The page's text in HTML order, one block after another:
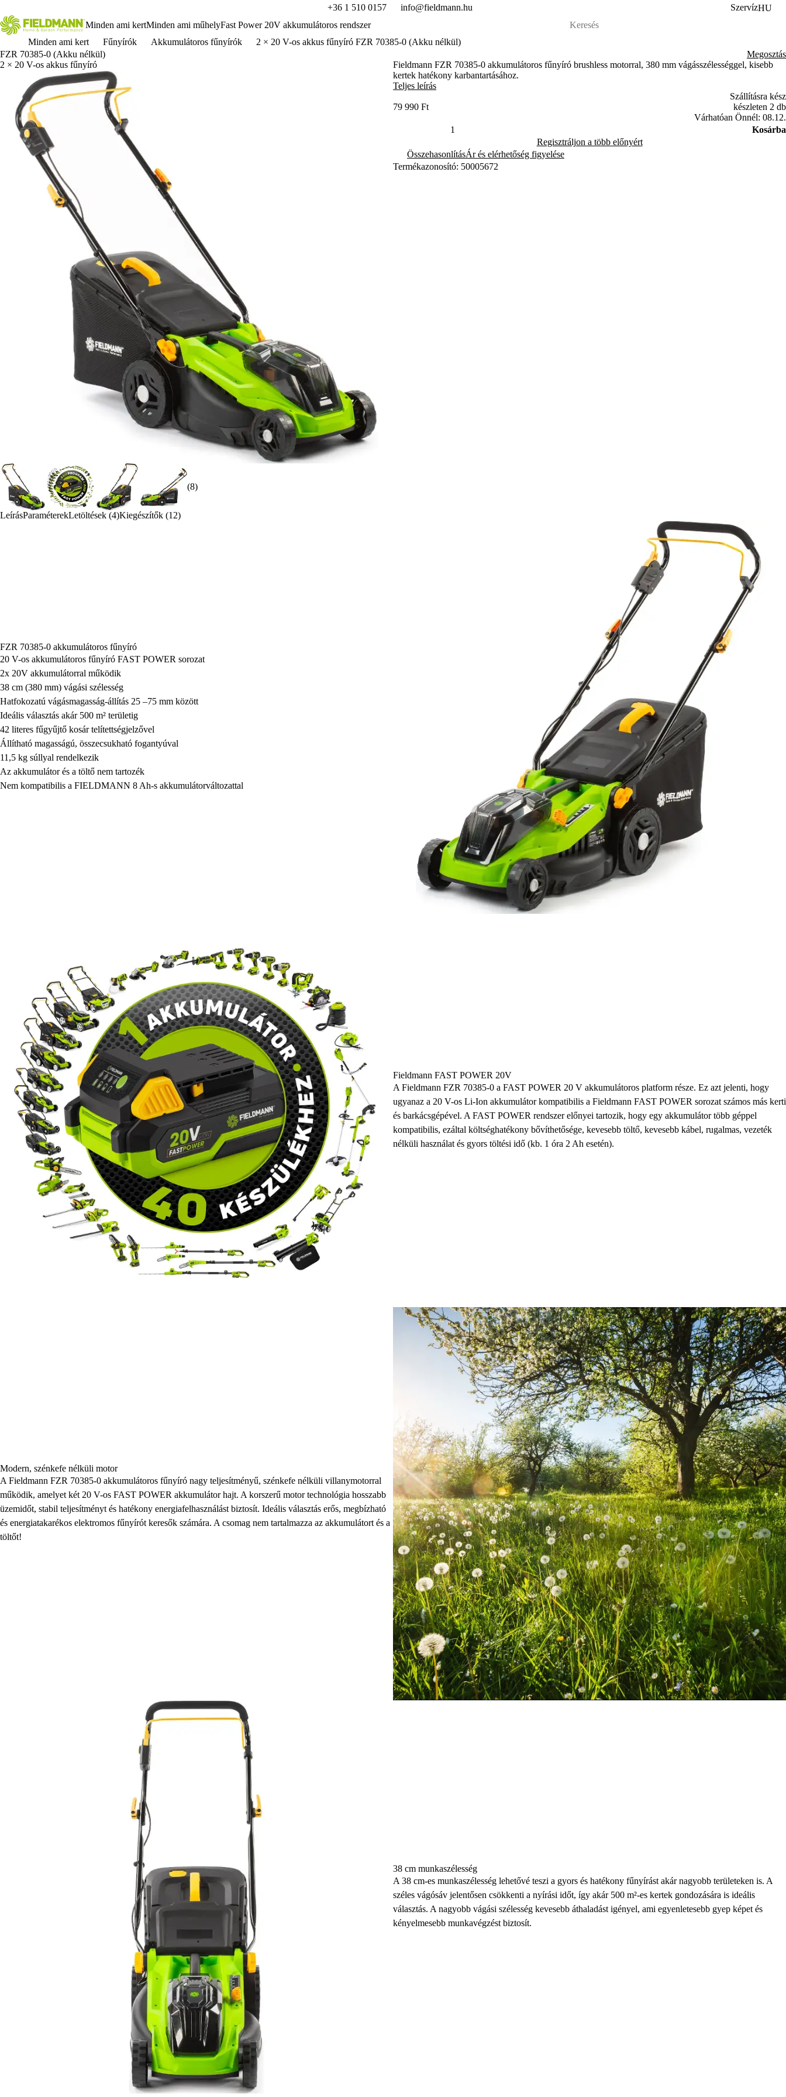
+36 1 510 0157 info@fieldmann.hu SzervízHU
Minden ami kertMinden ami műhelyFast Power 20V akkumulátoros rendszer
Minden ami kert
Fűnyírók Akkumulátoros fűnyírók
2 × 20 V-os akkus fűnyíró FZR 70385-0 (Akku nélkül)
FZR 70385-0 (Akku nélkül)
2 × 20 V-os akkus fűnyíró
(8)
Megosztás
Fieldmann FZR 70385-0 akkumulátoros fűnyíró brushless motorral, 380 mm vágásszélességgel, kisebb
kertek hatékony karbantartásához.
Teljes leírás
79 990 Ft
Szállításra kész
készleten 2 db
Várhatóan Önnél: 08.12.
Kosárba
Regisztráljon a több előnyért
ÖsszehasonlításÁr és elérhetőség figyelése
Termékazonosító: 50005672
LeírásParaméterekLetöltések (4)Kiegészítők (12)
FZR 70385-0 akkumulátoros fűnyíró
20 V-os akkumulátoros fűnyíró FAST POWER sorozat
2x 20V akkumulátorral működik
38 cm (380 mm) vágási szélesség
Hatfokozatú vágásmagasság-állítás 25 –75 mm között
Ideális választás akár 500 m² területig
42 literes fűgyűjtő kosár telítettségjelzővel
Állítható magasságú, összecsukható fogantyúval
11,5 kg súllyal rendelkezik
Az akkumulátor és a töltő nem tartozék
Nem kompatibilis a FIELDMANN 8 Ah-s akkumulátorváltozattal
Fieldmann FAST POWER 20V
A Fieldmann FZR 70385-0 a FAST POWER 20 V akkumulátoros platform része. Ez azt jelenti, hogy
ugyanaz a 20 V-os Li-Ion akkumulátor kompatibilis a Fieldmann FAST POWER sorozat számos más kerti
és barkácsgépével. A FAST POWER rendszer előnyei tartozik, hogy egy akkumulátor több géppel
kompatibilis, ezáltal költséghatékony bővíthetősége, kevesebb töltő, kevesebb kábel, rugalmas, vezeték
nélküli használat és gyors töltési idő (kb. 1 óra 2 Ah esetén).
Modern, szénkefe nélküli motor
A Fieldmann FZR 70385-0 akkumulátoros fűnyíró nagy teljesítményű, szénkefe nélküli villanymotorral
működik, amelyet két 20 V-os FAST POWER akkumulátor hajt. A korszerű motor technológia hosszabb
üzemidőt, stabil teljesítményt és hatékony energiafelhasználást biztosít. Ideális választás erős, megbízható
és energiatakarékos elektromos fűnyírót keresők számára. A csomag nem tartalmazza az akkumulátort és a
töltőt!
38 cm munkaszélesség
A 38 cm-es munkaszélesség lehetővé teszi a gyors és hatékony fűnyírást akár nagyobb területeken is. A
széles vágósáv jelentősen csökkenti a nyírási időt, így akár 500 m²-es kertek gondozására is ideális
választás. A nagyobb vágási szélesség kevesebb áthaladást igényel, ami egyenletesebb gyep képet és
kényelmesebb munkavégzést biztosít.